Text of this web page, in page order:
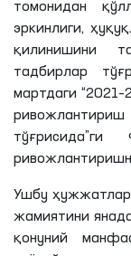
эркинлиги,
қилинишини
тадбирлар
мартдаги
тўғрисида”ги
жамиятини
қонуний
сиёсий